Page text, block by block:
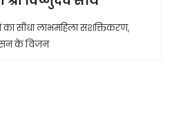
सीधा लाभमहिला सशक्तिकरण,
के विजन